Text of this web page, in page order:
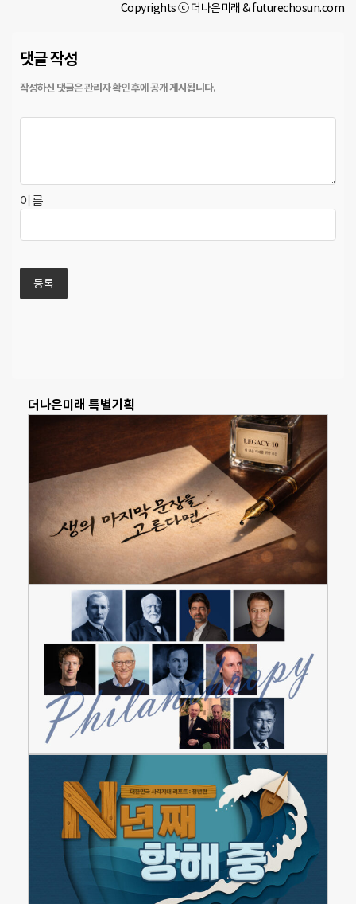
Copyrights ⓒ 더나은미래 & futurechosun.com
댓글 작성
이름
더나은미래 특별기획